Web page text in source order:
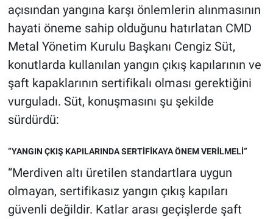
açısından yangına karşı önlemlerin alınmasının
hayati öneme sahip olduğunu hatırlatan CMD
Metal Yönetim Kurulu Başkanı Cengiz Süt,
konutlarda kullanılan yangın çıkış kapılarının ve
şaft kapaklarının sertifikalı olması gerektiğini
vurguladı. Süt, konuşmasını şu şekilde
sürdürdü:
“YANGIN ÇKIŞ KAPILARINDA SERTİFİKAYA ÖNEM VERİLMELİ”
“Merdiven altı üretilen standartlara uygun
olmayan, sertifikasız yangın çıkış kapıları
güvenli değildir. Katlar arası geçişlerde şaft